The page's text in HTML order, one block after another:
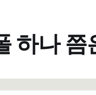
하나 쯤